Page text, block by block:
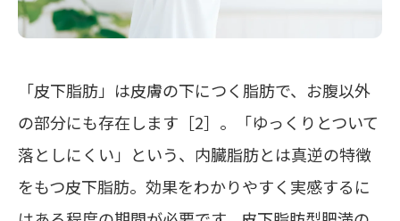
「皮下脂肪」は皮膚の下につく脂肪で、お腹以外
の部分にも存在します［2］。
「ゆっくりとついて
落としにくい」 という、内臓脂肪とは真逆の特徴
をもつ皮下脂肪。効果をわかりやすく実感するに